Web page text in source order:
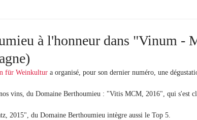
Patrimoine Appellations Récompenses
à l'honneur dans "Vinum -
für Weinkultur a organisé, pour son dernier numéro, une
vins, du Domaine Berthoumieu : "Vitis MCM, 2016", qui s'est
2015", du Domaine Berthoumieu intègre aussi le Top 5.